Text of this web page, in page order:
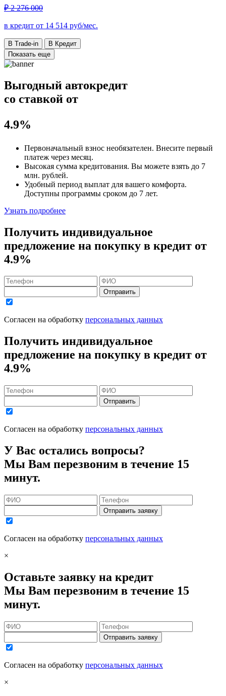
₽ 2 276 000
в кредит от 14 514 руб/мес.
В Trade-in
В Кредит
Показать еще
Выгодный автокредит
со ставкой от
4.9%
Первоначальный взнос необязателен. Внесите первый
платеж через месяц.
Высокая сумма кредитования. Вы можете взять до 7
млн. рублей.
Удобный период выплат для вашего комфорта.
Доступны программы сроком до 7 лет.
Узнать подробнее
Получить индивидуальное
предложение на покупку в кредит от
4.9%
Отправить
Согласен на обработку персональных данных
Получить индивидуальное
предложение на покупку в кредит от
4.9%
Отправить
Согласен на обработку персональных данных
У Вас остались вопросы?
Мы Вам перезвоним в течение 15
минут.
Отправить заявку
Согласен на обработку персональных данных
×
Оставьте заявку на кредит
Мы Вам перезвоним в течение 15
минут.
Отправить заявку
Согласен на обработку персональных данных
×